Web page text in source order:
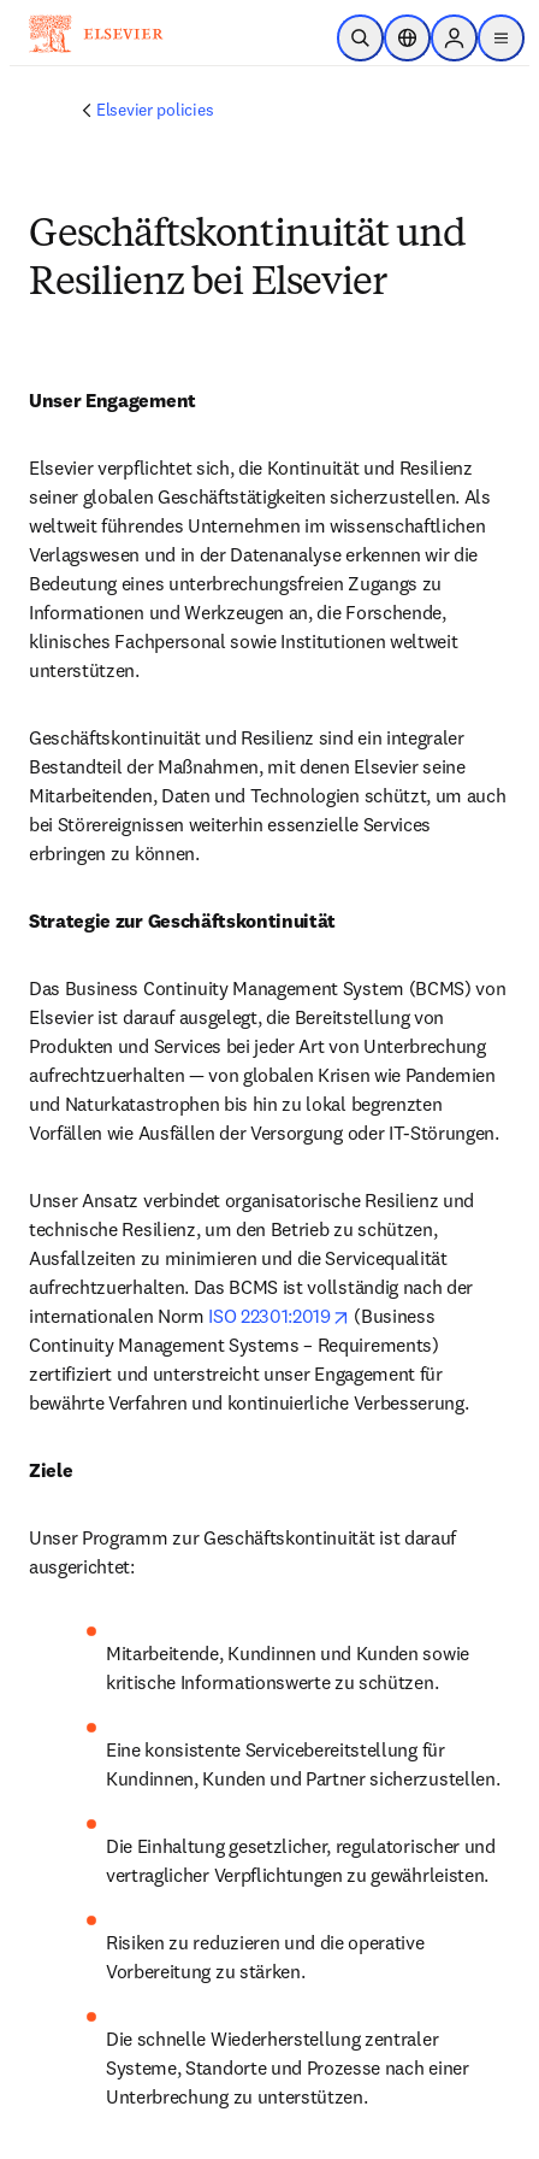
Zum Hauptinhalt wechseln
Suche öffnenStandortauswahl
Sign in to
menu
Elsevier policies
Geschäftskontinuität und
Resilienz bei Elsevier
Unser Engagement
Elsevier verpflichtet sich, die Kontinuität und Resilienz
seiner globalen Geschäftstätigkeiten sicherzustellen. Als
weltweit führendes Unternehmen im wissenschaftlichen
Verlagswesen und in der Datenanalyse erkennen wir die
Bedeutung eines unterbrechungsfreien Zugangs zu
Informationen und Werkzeugen an, die Forschende,
klinisches Fachpersonal sowie Institutionen weltweit
unterstützen.
Geschäftskontinuität und Resilienz sind ein integraler
Bestandteil der Maßnahmen, mit denen Elsevier seine
Mitarbeitenden, Daten und Technologien schützt, um auch
bei Störereignissen weiterhin essenzielle Services
erbringen zu können.
Strategie zur Geschäftskontinuität
Das Business Continuity Management System (BCMS) von
Elsevier ist darauf ausgelegt, die Bereitstellung von
Produkten und Services bei jeder Art von Unterbrechung
aufrechtzuerhalten — von globalen Krisen wie Pandemien
und Naturkatastrophen bis hin zu lokal begrenzten
Vorfällen wie Ausfällen der Versorgung oder IT-Störungen.
Unser Ansatz verbindet organisatorische Resilienz und
technische Resilienz, um den Betrieb zu schützen,
Ausfallzeiten zu minimieren und die Servicequalität
aufrechtzuerhalten. Das BCMS ist vollständig nach der
internationalen Norm ISO 22301:2019 opens in new tab/
(Business
Continuity Management Systems – Requirements)
zertifiziert und unterstreicht unser Engagement für
bewährte Verfahren und kontinuierliche Verbesserung.
Ziele
Unser Programm zur Geschäftskontinuität ist darauf
ausgerichtet:
Mitarbeitende, Kundinnen und Kunden sowie
kritische Informationswerte zu schützen.
Eine konsistente Servicebereitstellung für
Kundinnen, Kunden und Partner sicherzustellen.
Die Einhaltung gesetzlicher, regulatorischer und
vertraglicher Verpflichtungen zu gewährleisten.
Risiken zu reduzieren und die operative
Vorbereitung zu stärken.
Die schnelle Wiederherstellung zentraler
Systeme, Standorte und Prozesse nach einer
Unterbrechung zu unterstützen.